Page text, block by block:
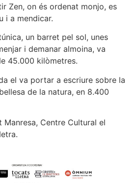
Zen, on és ordenat monjo, es
i a mendicar.
un barret pel sol, unes
i demanar almoina, va
45.000 kilòmetres.
el va portar a escriure sobre la
de la natura, en 8.400
Manresa, Centre Cultural el